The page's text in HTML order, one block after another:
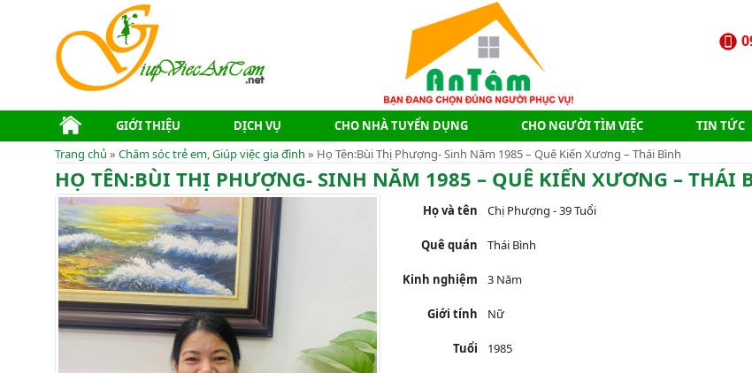
GIỚI THIỆU DỊCH VỤ CHO NHÀ TUYỂN DỤNG CHO NGƯỜI TÌM VIỆC TIN TỨC
Trang chủ » Chăm sóc trẻ em,Giúp việc gia đình » Họ Tên:Bùi Thị Phượng- Sinh Năm 1985 – Quê Kiến Xương – Thái Bình
HỌ TÊN:BÙI THỊ PHƯỢNG- SINH NĂM 1985 – QUÊ KIẾN XƯƠNG – THÁI
Họ và tên Chị Phượng - 39 Tuổi
Quê quán Thái Bình
Kinh nghiệm 3 Năm
Giới tính Nữ
Tuổi 1985